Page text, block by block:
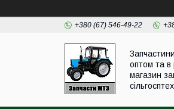
+380 (67) 546-49-22
оптом та в
магазин